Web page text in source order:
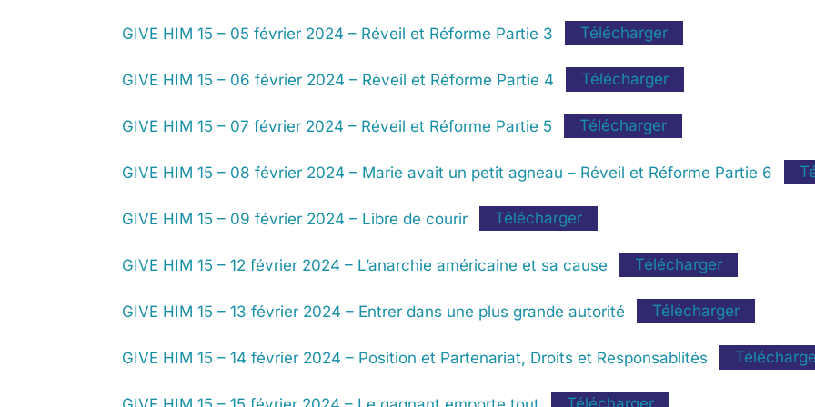
GIVE HIM 15 – 05 février 2024 – Réveil et Réforme Partie 3 Télécharger
GIVE HIM 15 – 06 février 2024 – Réveil et Réforme Partie 4 Télécharger
GIVE HIM 15 – 07 février 2024 – Réveil et Réforme Partie 5 Télécharger
GIVE HIM 15 – 08 février 2024 – Marie avait un petit agneau – Réveil et Réforme Partie 6
GIVE HIM 15 – 09 février 2024 – Libre de courir Télécharger
GIVE HIM 15 – 12 février 2024 – L’anarchie américaine et sa cause Télécharger
GIVE HIM 15 – 13 février 2024 – Entrer dans une plus grande autorité Télécharger
GIVE HIM 15 – 14 février 2024 – Position et Partenariat, Droits et Responsablités